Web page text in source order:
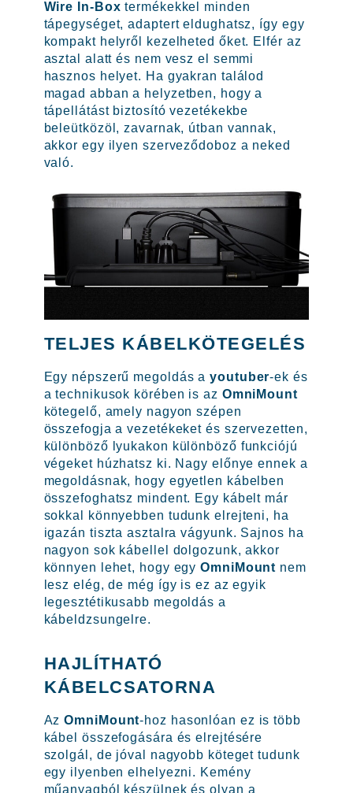
Wire In-Box termékekkel minden
tápegységet, adaptert eldughatsz, így egy
kompakt helyről kezelheted őket. Elfér az
asztal alatt és nem vesz el semmi
hasznos helyet. Ha gyakran találod
magad abban a helyzetben, hogy a
tápellátást biztosító vezetékekbe
beleütközöl, zavarnak, útban vannak,
akkor egy ilyen szerveződoboz a neked
való.
TELJES KÁBELKÖTEGELÉS
Egy népszerű megoldás ayoutuber-ek és
a technikusok körében is az OmniMount
kötegelő, amely nagyon szépen
összefogja a vezetékeket és szervezetten,
különböző lyukakon különböző funkciójú
végeket húzhatsz ki. Nagy előnye ennek a
megoldásnak, hogy egyetlen kábelben
összefoghatsz mindent. Egy kábelt már
sokkal könnyebben tudunk elrejteni, ha
igazán tiszta asztalra vágyunk. Sajnos ha
nagyon sok kábellel dolgozunk, akkor
könnyen lehet, hogy egyOmniMount nem
lesz elég, de még így is ez az egyik
legesztétikusabb megoldás a
kábeldzsungelre.
HAJLÍTHATÓ
KÁBELCSATORNA
AzOmniMount-hoz hasonlóan ez is több
kábel összefogására és elrejtésére
szolgál, de jóval nagyobb köteget tudunk
egy ilyenben elhelyezni. Kemény
műanyagból készülnek és olyan a